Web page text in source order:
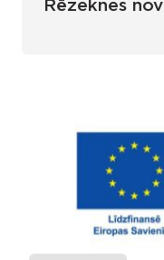
Rēzeknes